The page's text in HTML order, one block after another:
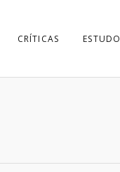
CRÍTICAS